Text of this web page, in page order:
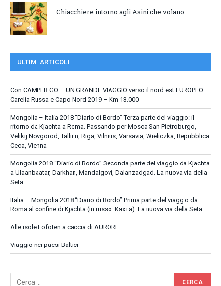
Chiacchiere intorno agli Asini che volano
ULTIMI ARTICOLI
Con CAMPER GO – UN GRANDE VIAGGIO verso il nord est EUROPEO –
Carelia Russa e Capo Nord 2019 – Km 13.000
Mongolia – Italia 2018 “Diario di Bordo” Terza parte del viaggio: il
ritorno da Kjachta a Roma. Passando per Mosca San Pietroburgo,
Velikij Novgorod, Tallinn, Riga, Vilnius, Varsavia, Wieliczka, Repubblica
Ceca, Vienna
Mongolia 2018 “Diario di Bordo” Seconda parte del viaggio da Kjachta
a Ulaanbaatar, Darkhan, Mandalgovi, Dalanzadgad. La nuova via della
Seta
Italia – Mongolia 2018 “Diario di Bordo” Prima parte del viaggio da
Roma al confine di Kjachta (in russo: Кяхта). La nuova via della Seta
Alle isole Lofoten a caccia di AURORE
Viaggio nei paesi Baltici